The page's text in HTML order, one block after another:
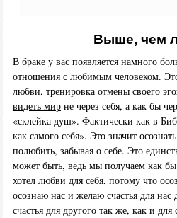
Выше, чем
В браке у вас появляется намного
отношения с любимым человеком.
любви, тренировка отмены своего
видеть мирне через себя, а как бы
«склейка душ». Фактически как в
как самого себя». Это значит
полюбить, забывая о себе. Это
может быть, ведь мы получаем как
хотел любви для себя, потому что
осознаю нас и желаю счастья для
счастья для другого так же, как и для